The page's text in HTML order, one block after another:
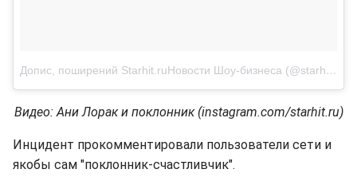
Допис, поширений Starhit.ruНовости Шоу-бизнеса (@starhit.ru)
Видео: Ани Лорак и поклонник (instagram.com/starhit.ru)
Инцидент прокомментировали пользователи сети и
якобы сам "поклонник-счастливчик".